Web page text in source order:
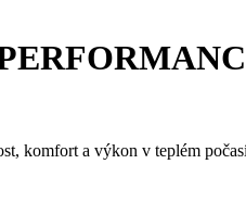
komfort a výkon v teplém